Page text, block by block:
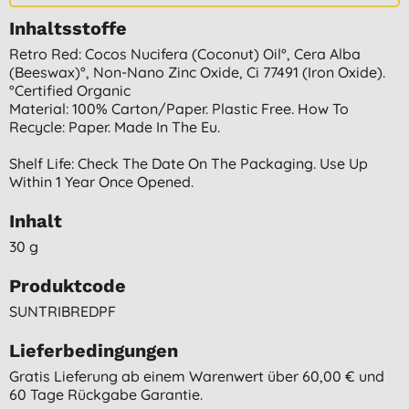
Inhaltsstoffe
Retro Red: Cocos Nucifera (coconut) Oil°, Cera Alba
(beeswax)°, Non-Nano Zinc Oxide, Ci 77491 (iron Oxide).
°certified Organic
Material: 100% Carton/paper. Plastic Free. How To
Recycle: Paper. Made In The Eu.
Shelf Life: Check The Date On The Packaging. Use Up
Within 1 Year Once Opened.
Inhalt
30 g
Produktcode
SUNTRIBREDPF
Lieferbedingungen
Gratis Lieferung ab einem Warenwert über 60,00 € und
60 Tage Rückgabe Garantie.